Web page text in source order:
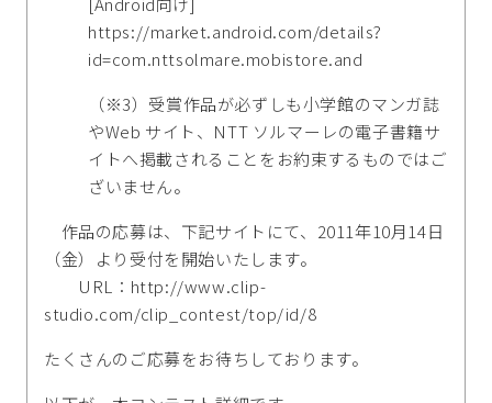
https://market.android.com/details?
id=com.nttsolmare.mobistore.and
（※3）受賞作品が必ずしも小学館のマンガ誌
やWeb サイト、NTT ソルマーレの電子書籍サ
イトへ掲載されることをお約束するものではご
ざいません。
作品の応募は、下記サイトにて、2011年10月14日
（金）より受付を開始いたします。
URL：http://www.clip-
studio.com/clip_contest/top/id/8
たくさんのご応募をお待ちしております。